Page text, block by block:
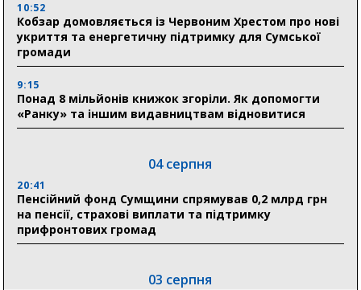
10:52
Кобзар домовляється із Червоним Хрестом про нові
укриття та енергетичну підтримку для Сумської
громади
9:15
Понад 8 мільйонів книжок згоріли. Як допомогти
«Ранку» та іншим видавництвам відновитися
04 серпня
20:41
Пенсійний фонд Сумщини спрямував 0,2 млрд грн
на пенсії, страхові виплати та підтримку
прифронтових громад
03 серпня